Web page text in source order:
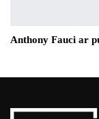
Anthony Fauci ar